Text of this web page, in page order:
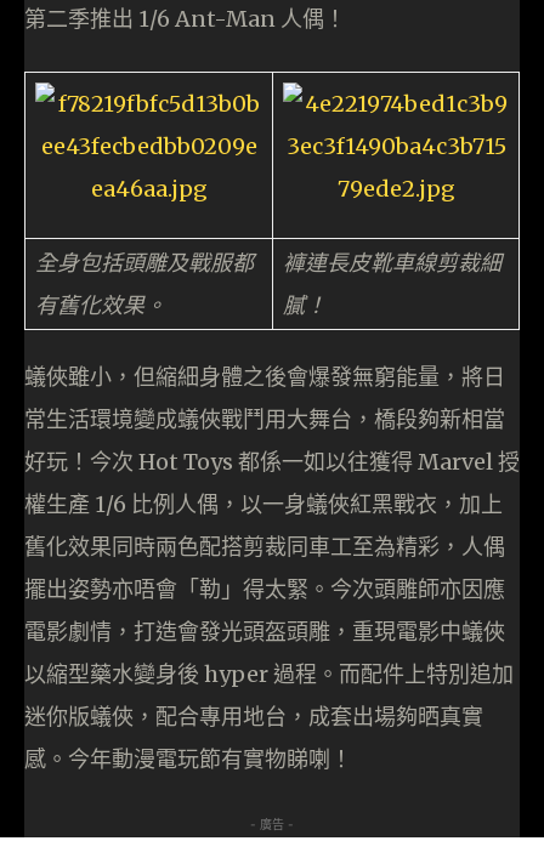
第二季推出 1/6 Ant-Man 人偶！
全身包括頭雕及戰服都
有舊化效果。
褲連長皮靴車線剪裁細
膩！
蟻俠雖小，但縮細身體之後會爆發無窮能量，將日
常生活環境變成蟻俠戰鬥用大舞台，橋段夠新相當
好玩！今次 Hot Toys 都係一如以往獲得 Marvel 授
權生產 1/6 比例人偶，以一身蟻俠紅黑戰衣，加上
舊化效果同時兩色配搭剪裁同車工至為精彩，人偶
擺出姿勢亦唔會「勒」得太緊。今次頭雕師亦因應
電影劇情，打造會發光頭盔頭雕，重現電影中蟻俠
以縮型藥水變身後 hyper 過程。而配件上特別追加
迷你版蟻俠，配合專用地台，成套出場夠晒真實
感。今年動漫電玩節有實物睇喇！
- 廣告 -